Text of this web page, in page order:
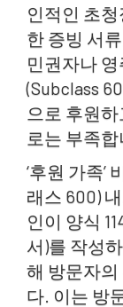
인적인 초
한 증빙 서
민권자나 영
(Subclass
으로 후원
로는 부족
‘후원 가족’
래스 600)
인이 양식
서)를 작성
해 방문자의
다. 이는 방